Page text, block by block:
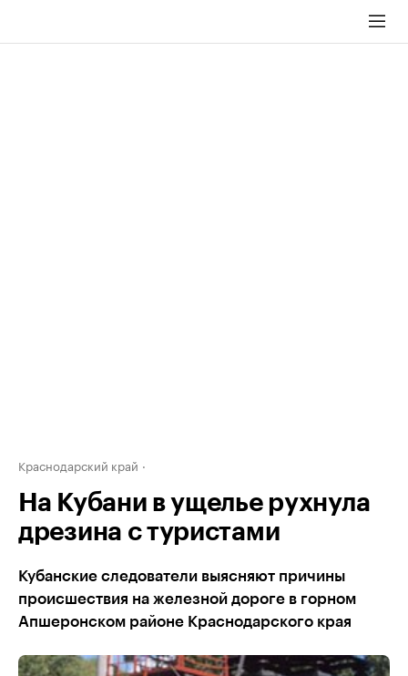
Краснодарский край
На Кубани в ущелье рухнула
дрезина с туристами
Кубанские следователи выясняют причины
происшествия на железной дороге в горном
Апшеронском районе Краснодарского края